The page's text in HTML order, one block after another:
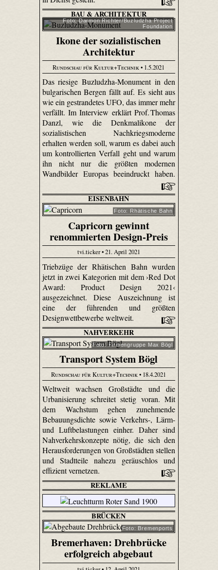
BAU & ARCHITEKTUR
Foto: Darmon Richter/Buzludzha Project
Foundation
Ikone der sozialistischen
Architektur
Rundschau für Kultur+Technik• 1.5.2021
Das riesige Buzludzha-Monument in den
bulgarischen Bergen fällt auf. Es sieht aus
wie ein gestrandetes UFO, das immer mehr
verfällt. Im Interview erklärt Prof. Thomas
Danzl, wie die Denkmalikone der
sozialistischen Nachkriegsmoderne
erhalten werden soll, warum es dabei auch
um kontrollierten Verfall geht und warum
ihn nicht nur die größten modernen
Wandbilder Europas beeindruckt haben.
EISENBAHN
Foto: Rhätische Bahn
Capricorn gewinnt
renommierten Design-Preis
tvi.ticker • 21. April 2021
Triebzüge der Rhätischen Bahn wurden
jetzt in zwei Kategorien mit dem ›Red Dot
Award: Product Design 2021‹
ausgezeichnet. Diese Auszeichnung ist
eine der führenden und größten
Designwettbewerbe weltweit.
NAHVERKEHR
Foto: Firmengruppe Max Bögl
Transport System Bögl
Rundschau für Kultur+Technik• 18.4.2021
Weltweit wachsen Großstädte und die
Urbanisierung schreitet stetig voran. Mit
dem Wachstum gehen zunehmende
Bebauungsdichte sowie Verkehrs-, Lärm-
und Luftbelastungen einher. Daher sind
Nahverkehrskonzepte nötig, die sich den
Herausforderungen von Großstädten stellen
und Stadtteile nahezu geräuschlos und
effizient vernetzen.
REKLAME
BRÜCKEN
Foto: Bremenports
Bremerhaven: Drehbrücke
erfolgreich abgebaut